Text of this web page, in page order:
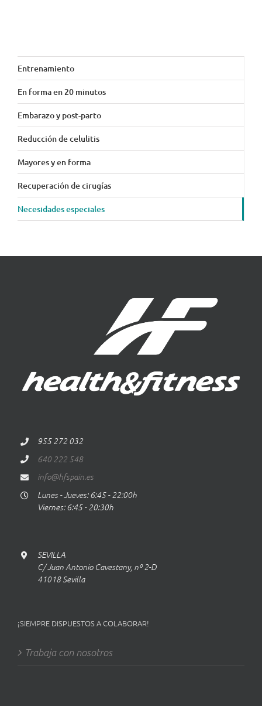
Entrenamiento
En forma en 20 minutos
Embarazo y post-parto
Reducción de celulitis
Mayores y en forma
Recuperación de cirugías
Necesidades especiales
955 272 032
640 222 548
info@hfspain.es
Lunes - Jueves: 6:45 - 22:00h
Viernes: 6:45 - 20:30h
SEVILLA
C/ Juan Antonio Cavestany, nº 2-D
41018 Sevilla
¡SIEMPRE DISPUESTOS A COLABORAR!
Trabaja con nosotros